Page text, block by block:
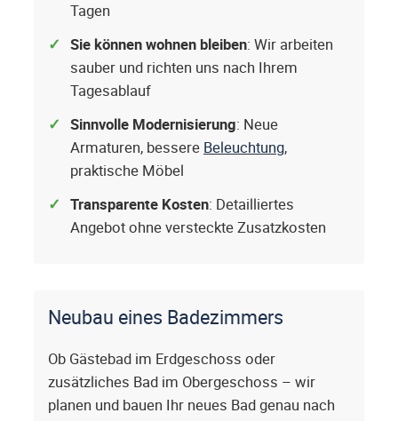
Tagen
Sie können wohnen bleiben: Wir arbeiten
sauber und richten uns nach Ihrem
Tagesablauf
Sinnvolle Modernisierung: Neue
Armaturen, bessere Beleuchtung,
praktische Möbel
Transparente Kosten: Detailliertes
Angebot ohne versteckte Zusatzkosten
Neubau eines Badezimmers
Ob Gästebad im Erdgeschoss oder
zusätzliches Bad im Obergeschoss – wir
planen und bauen Ihr neues Bad genau nach